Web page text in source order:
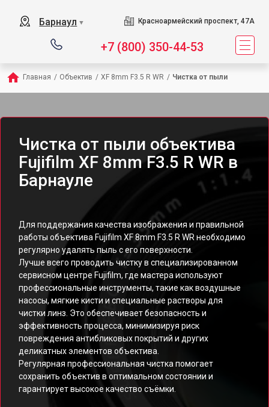
Барнаул ▼ Красноармейский проспект, 47А
+7 (800) 350-44-53
Главная / Объектив / XF 8mm F3.5 R WR / Чистка от пыли
Чистка от пыли объектива
Fujifilm XF 8mm F3.5 R WR в
Барнауле
Для поддержания качества изображения и правильной
работы объектива Fujifilm XF 8mm F3.5 R WR необходимо
регулярно удалять пыль с его поверхности.
Лучше всего проводить чистку в специализированном
сервисном центре Fujifilm, где мастера используют
профессиональные инструменты, такие как воздушные
насосы, мягкие кисти и специальные растворы для
чистки линз. Это обеспечивает безопасность и
эффективность процесса, минимизируя риск
повреждения антибликовых покрытий и других
деликатных элементов объектива.
Регулярная профессиональная чистка помогает
сохранить объектив в оптимальном состоянии и
гарантирует высокое качество съёмки.